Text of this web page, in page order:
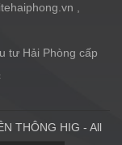
,
tư Hải Phòng cấp
THÔNG HIG - All